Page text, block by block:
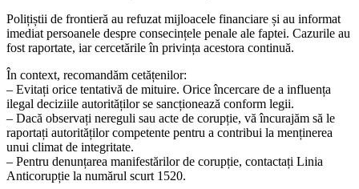
Polițiștii de frontieră au refuzat mijloacele financiare și au informat
imediat persoanele despre consecințele penale ale faptei. Cazurile au
fost raportate, iar cercetările în privința acestora continuă.
În context, recomandăm cetățenilor:
– Evitați orice tentativă de mituire. Orice încercare de a influența
ilegal deciziile autorităților se sancționează conform legii.
– Dacă observați nereguli sau acte de corupție, vă încurajăm să le
raportați autorităților competente pentru a contribui la menținerea
unui climat de integritate.
– Pentru denunțarea manifestărilor de corupție, contactați Linia
Anticorupție la numărul scurt 1520.